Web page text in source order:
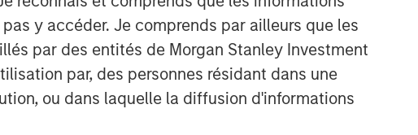
y accéder. Je comprends par ailleurs que les
par des entités de Morgan Stanley Investment
par, des personnes résidant dans une
ou dans laquelle la diffusion d'informations